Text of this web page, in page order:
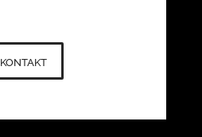
kontakt